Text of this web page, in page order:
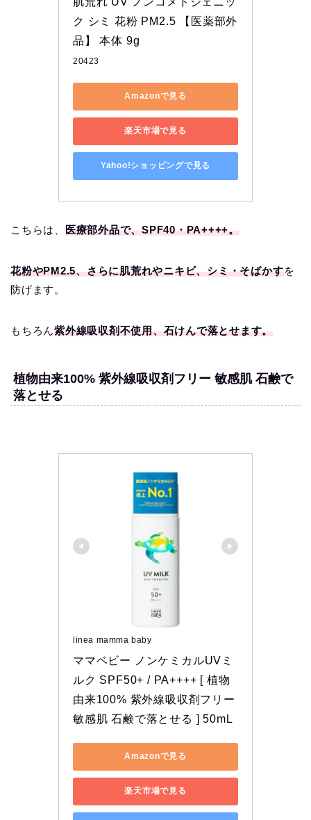
ク シミ 花粉 PM2.5 【医薬部外
品】 本体 9g
20423
Amazonで見る
楽天市場で見る
Yahoo!ショッピングで見る
こちらは、 医療部外品で、SPF40・PA++++。
花粉やPM2.5、さらに肌荒れやニキビ、シミ・そばかすを
防げます。
もちろん紫外線吸収剤不使用、石けんで落とせます。
植物由来100% 紫外線吸収剤フリー 敏感肌 石鹸で
落とせる
linea mamma baby
ママベビー ノンケミカルUVミ
ルク SPF50+ / PA++++ [ 植物
由来100% 紫外線吸収剤フリー
敏感肌 石鹸で落とせる ] 50mL
Amazonで見る
楽天市場で見る